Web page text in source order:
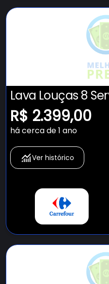
Lava Louças 8
Cinza - Blf08bs 110v
R$ 2.399,00
há cerca de 1 ano
Ver histórico